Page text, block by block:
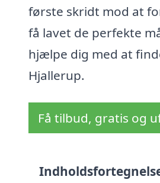
første skridt mod at
få lavet de perfekte
hjælpe dig med at
Hjallerup.
Få tilbud, gratis og